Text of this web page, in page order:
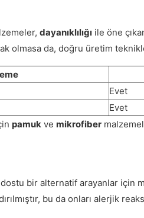
dayanıklılığı ile öne
olmasa da, doğru üretim
Evet
Evet
pamuk ve mikrofiber
bir alternatif arayanlar için
bu da onları alerjik